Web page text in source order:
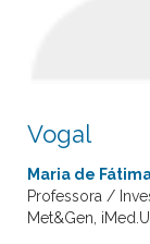
Vogal
Maria de
Professora /
Met&Gen,